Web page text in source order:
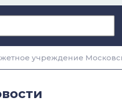
учреждение